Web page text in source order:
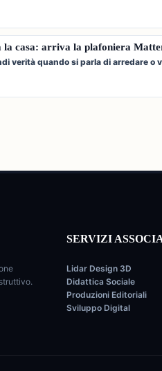
la casa: arriva la plafoniera
verità quando si parla di arredare o
SERVIZI
Lidar Design 3D
Didattica Sociale
Produzioni Editoriali
Sviluppo Digital